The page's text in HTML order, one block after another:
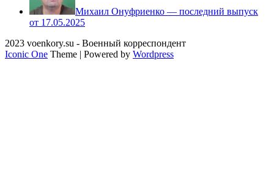
Михаил Онуфриенко — последний выпуск
от 17.05.2025
2023 voenkory.su - Военный корреспондент
Iconic One Theme | Powered by Wordpress